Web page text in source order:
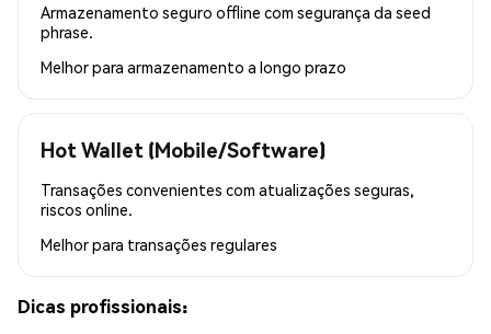
Armazenamento seguro offline com segurança da seed
phrase.
Melhor para armazenamento a longo prazo
Hot Wallet (Mobile/Software)
Transações convenientes com atualizações seguras,
riscos online.
Melhor para transações regulares
Dicas profissionais: